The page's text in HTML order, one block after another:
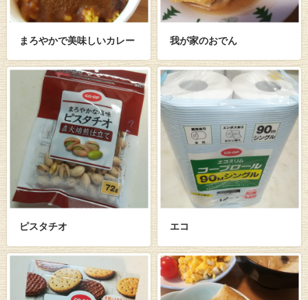
まろやかで美味しいカレー 我が家のおでん
ピスタチオ エコ